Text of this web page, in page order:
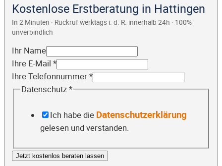
Kostenlose Erstberatung in Hattingen
In 2 Minuten · Rückruf werktags i. d. R. innerhalb 24h · 100%
unverbindlich
Ihr Name
Ihre E-Mail *
Ihre Telefonnummer*
Datenschutz*
Ich habe die Datenschutzerklärung
gelesen und verstanden.
Jetzt kostenlos beraten lassen